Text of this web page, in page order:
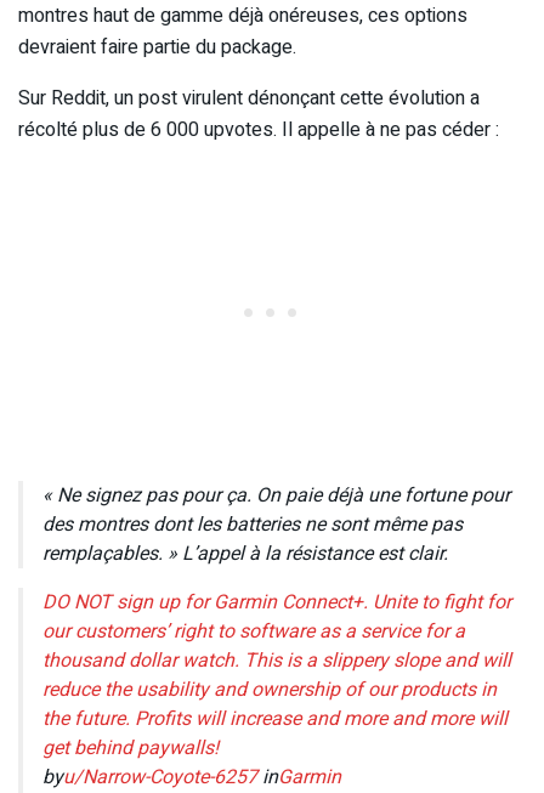
montres haut de gamme déjà onéreuses, ces options
devraient faire partie du package.
Sur Reddit, un post virulent dénonçant cette évolution a
récolté plus de 6 000 upvotes. Il appelle à ne pas céder :
« Ne signez pas pour ça. On paie déjà une fortune pour
des montres dont les batteries ne sont même pas
remplaçables. » L’appel à la résistance est clair.
DO NOT sign up for Garmin Connect+. Unite to fight for
our customers’ right to software as a service for a
thousand dollar watch. This is a slippery slope and will
reduce the usability and ownership of our products in
the future. Profits will increase and more and more will
get behind paywalls!
byu/Narrow-Coyote-6257inGarmin